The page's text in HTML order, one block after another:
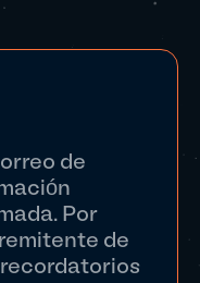
de
Por
de